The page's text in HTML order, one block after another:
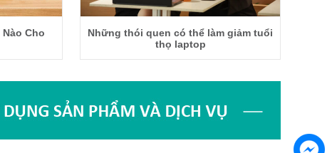
Cho
Những thói quen có thể làm giảm tuổi
thọ laptop